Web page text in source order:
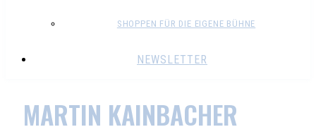
SHOPPEN FÜR DIE EIGENE BÜHNE
NEWSLETTER
MARTIN KAINBACHER